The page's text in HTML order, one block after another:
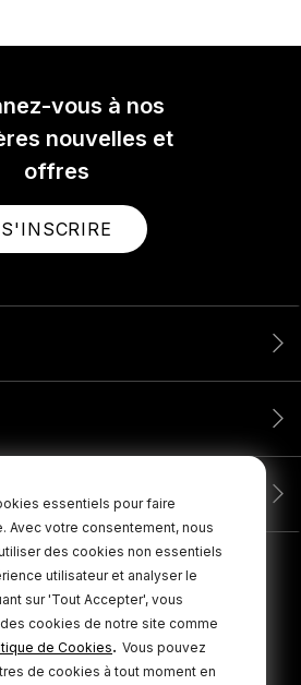
essentiels pour faire
Avec votre consentement, nous
des cookies non essentiels
utilisateur et analyser le
sur 'Tout Accepter', vous
cookies de notre site comme
de Cookies. Vous pouvez
de cookies à tout moment en
vous à nos
nouvelles et
offres
S'INSCRIRE